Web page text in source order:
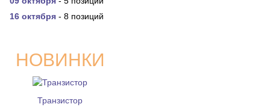
16 октября - 8 позиций
НОВИНКИ
Транзистор